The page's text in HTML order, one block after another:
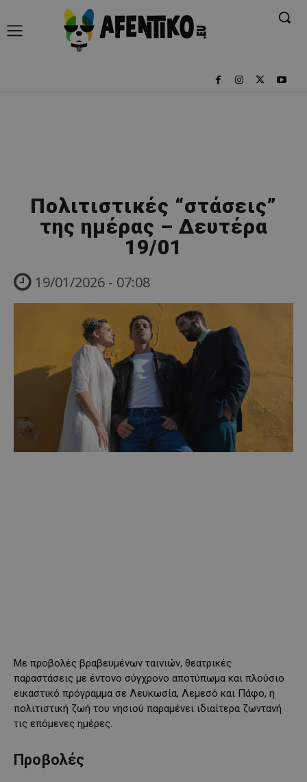
Πολιτιστικές “στάσεις”
της ημέρας – Δευτέρα
19/01
19/01/2026 - 07:08
Με προβολές βραβευμένων ταινιών, θεατρικές
παραστάσεις με έντονο σύγχρονο αποτύπωμα και πλούσιο
εικαστικό πρόγραμμα σε Λευκωσία, Λεμεσό και Πάφο, η
πολιτιστική ζωή του νησιού παραμένει ιδιαίτερα ζωντανή
τις επόμενες ημέρες.
Προβολές